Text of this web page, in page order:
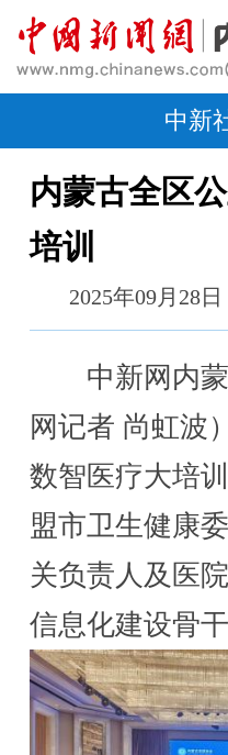
中新
内蒙古全区
培训
2025年09月28日
中新网内蒙
网记者 尚虹波
数智医疗大培
盟市卫生健康
关负责人及医
信息化建设骨